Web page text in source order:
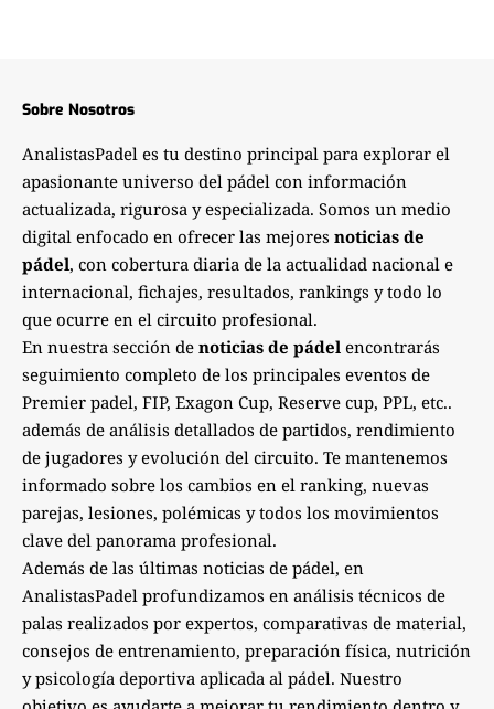
Sobre Nosotros
AnalistasPadel es tu destino principal para explorar el
apasionante universo del pádel con información
actualizada, rigurosa y especializada. Somos un medio
digital enfocado en ofrecer las mejores noticias de
pádel, con cobertura diaria de la actualidad nacional e
internacional, fichajes, resultados, rankings y todo lo
que ocurre en el circuito profesional.
En nuestra sección de noticias de pádel encontrarás
seguimiento completo de los principales eventos de
Premier padel, FIP, Exagon Cup, Reserve cup, PPL, etc..
además de análisis detallados de partidos, rendimiento
de jugadores y evolución del circuito. Te mantenemos
informado sobre los cambios en el ranking, nuevas
parejas, lesiones, polémicas y todos los movimientos
clave del panorama profesional.
Además de las últimas noticias de pádel, en
AnalistasPadel profundizamos en análisis técnicos de
palas realizados por expertos, comparativas de material,
consejos de entrenamiento, preparación física, nutrición
y psicología deportiva aplicada al pádel. Nuestro